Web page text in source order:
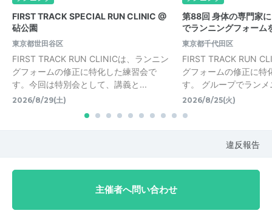
FIRST TRACK SPECIAL RUN CLINIC @
砧公園
東京都世田谷区
FIRST TRACK RUN CLINICは、ランニン
グフォームの修正に特化した練習会で
す。今回は特別会として、講義と...
2026/8/29(土)
第88回 身体の専門家
でランニングフォーム
東京都千代田区
FIRST TRACK RUN
グフォームの修正に特
す。 グループでランメ
2026/8/25(火)
違反報告
主催者へ問い合わせ